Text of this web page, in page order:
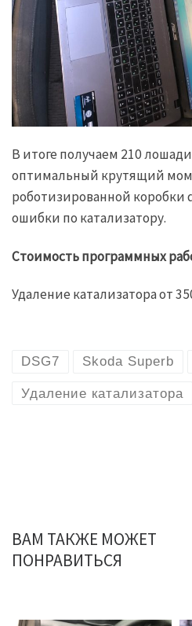
В итоге получаем 210
оптимальный крутящий
роботизированной коробки
ошибки по катализатору.
Стоимость программных
Удаление катализатора от
DSG7 Skoda Superb
Удаление катализатора
ВАМ ТАКЖЕ МОЖЕТ
ПОНРАВИТЬСЯ